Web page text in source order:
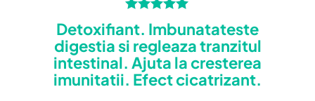
Evaluat la
5.00
din 5
Detoxifiant. Imbunatateste
digestia si regleaza tranzitul
intestinal. Ajuta la cresterea
imunitatii. Efect cicatrizant.